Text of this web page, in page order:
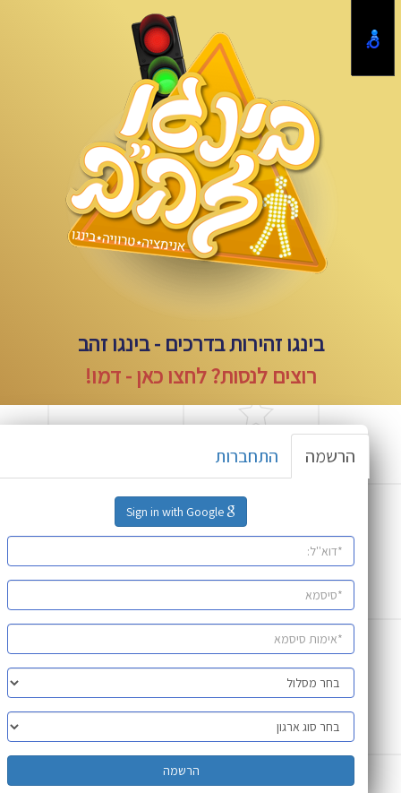
בינגו זהירות בדרכים - בינגו זהב
רוצים לנסות? לחצו כאן - דמו!
הרשמה התחברות
Sign in with Google
הרשמה